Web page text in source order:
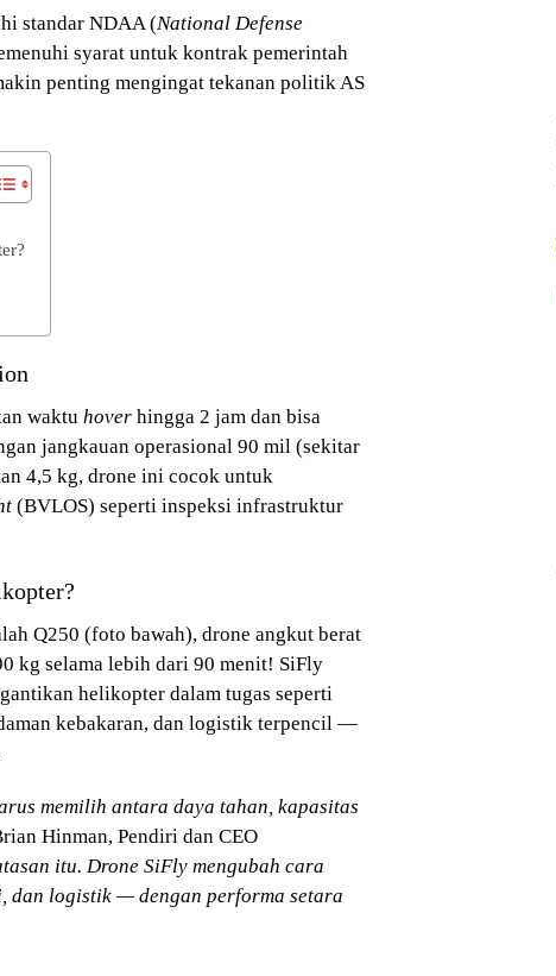
standar NDAA (National Defense
syarat untuk kontrak pemerintah
penting mengingat tekanan politik AS
waktu hover hingga 2 jam dan bisa
jangkauan operasional 90 mil (sekitar
4,5 kg, drone ini cocok untuk
(BVLOS) seperti inspeksi infrastruktur
Q250 (foto bawah), drone angkut berat
kg selama lebih dari 90 menit! SiFly
helikopter dalam tugas seperti
kebakaran, dan logistik terpencil —
memilih antara daya tahan, kapasitas
Hinman, Pendiri dan CEO
itu. Drone SiFly mengubah cara
dan logistik — dengan performa setara